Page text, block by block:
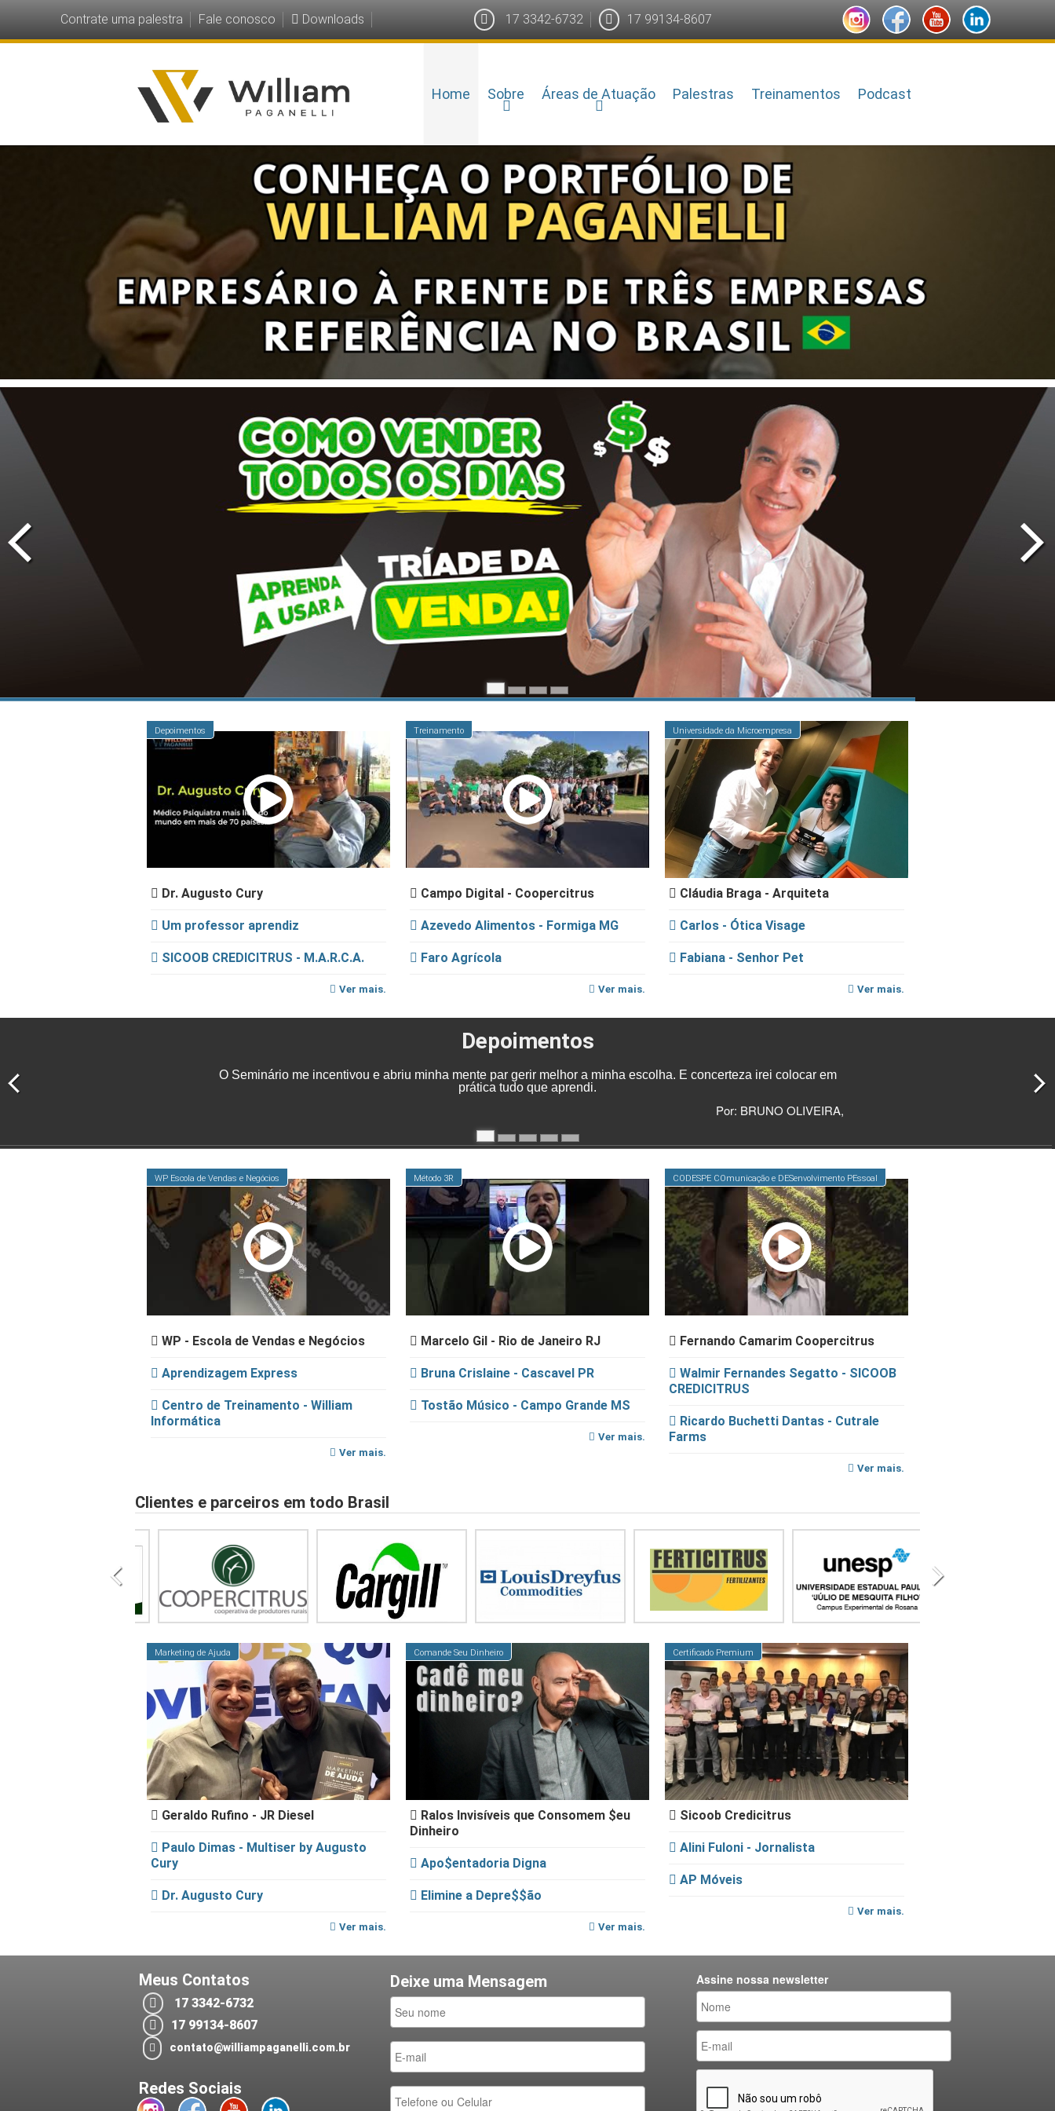
Contrate uma palestra Fale conosco Downloads 17 3342-6732 17 99134-8607
Home Sobre Áreas de Atuação Palestras Treinamentos Podcast
Depoimentos
Dr. Augusto Cury
Um professor aprendiz
SICOOB CREDICITRUS - M.A.R.C.A.
Ver mais.
Treinamento
Campo Digital - Coopercitrus
Azevedo Alimentos - Formiga MG
Faro Agrícola
Ver mais.
Universidade da Microempresa
Cláudia Braga - Arquiteta
Carlos - Ótica Visage
Fabiana - Senhor Pet
Ver mais.
Depoimentos
O Seminário me incentivou e abriu minha mente par gerir melhor a minha escolha. E concerteza irei colocar em
prática tudo que aprendi.
Por: BRUNO OLIVEIRA,
WP Escola de Vendas e Negócios
WP - Escola de Vendas e Negócios
Aprendizagem Express
Centro de Treinamento - William
Informática
Ver mais.
Método 3R
Marcelo Gil - Rio de Janeiro RJ
Bruna Crislaine - Cascavel PR
Tostão Músico - Campo Grande MS
Ver mais.
CODESPE COmunicação e DESenvolvimento PEssoal
Fernando Camarim Coopercitrus
Walmir Fernandes Segatto - SICOOB
CREDICITRUS
Ricardo Buchetti Dantas - Cutrale
Farms
Ver mais.
Clientes e parceiros em todo Brasil
Marketing de Ajuda
Geraldo Rufino - JR Diesel
Paulo Dimas - Multiser by Augusto
Cury
Dr. Augusto Cury
Ver mais.
Comande Seu Dinheiro
Ralos Invisíveis que Consomem $eu
Dinheiro
Apo$entadoria Digna
Elimine a Depre$$ão
Ver mais.
Certificado Premium
Sicoob Credicitrus
Alini Fuloni - Jornalista
AP Móveis
Ver mais.
Meus Contatos
17 3342-6732
17 99134-8607
contato@williampaganelli.com.br
Redes Sociais
Deixe uma Mensagem Assine nossa newsletter